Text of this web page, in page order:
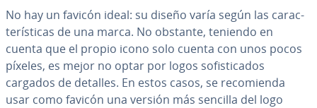
No hay un favicón ideal: su diseño varía según las ca­ra­c­
te­rí­s­ti­cas de una marca. No obstante, teniendo en
cuenta que el propio icono solo cuenta con unos pocos
píxeles, es mejor no optar por logos so­fi­s­ti­ca­dos
cargados de detalles. En estos casos, se re­co­mie­n­da
usar como favicón una versión más sencilla del logo